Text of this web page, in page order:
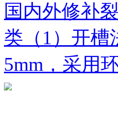
国内外修补
类（1）开槽
5mm，采用